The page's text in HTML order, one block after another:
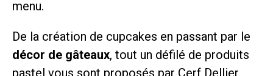
menu.
De la création de cupcakes en passant par le
décor de gâteaux, tout un défilé de produits
pastel vous sont proposés par Cerf Dellier.